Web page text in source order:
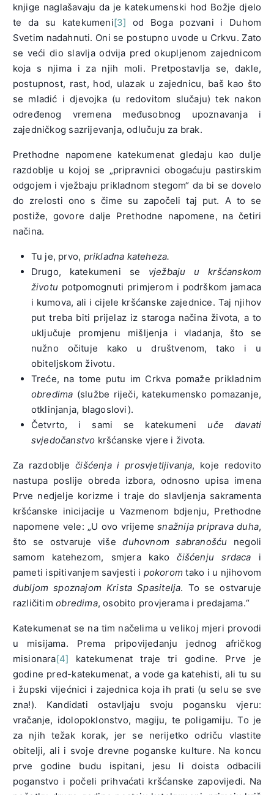
knjige naglašavaju da je katekumenski hod Božje djelo
te da su katekumeni[3] od Boga pozvani i Duhom
Svetim nadahnuti. Oni se postupno uvode u Crkvu. Zato
se veći dio slavlja odvija pred okupljenom zajednicom
koja s njima i za njih moli. Pretpostavlja se, dakle,
postupnost, rast, hod, ulazak u zajednicu, baš kao što
se mladić i djevojka (u redovitom slučaju) tek nakon
određenog vremena međusobnog upoznavanja i
zajedničkog sazrijevanja, odlučuju za brak.
Prethodne napomene katekumenat gledaju kao dulje
razdoblje u kojoj se „pripravnici obogaćuju pastirskim
odgojem i vježbaju prikladnom stegom“ da bi se dovelo
do zrelosti ono s čime su započeli taj put. A to se
postiže, govore dalje Prethodne napomene, na četiri
načina.
Tu je, prvo, prikladna kateheza.
Drugo, katekumeni se vježbaju u kršćanskom
životu potpomognuti primjerom i podrškom jamaca
i kumova, ali i cijele kršćanske zajednice. Taj njihov
put treba biti prijelaz iz staroga načina života, a to
uključuje promjenu mišljenja i vladanja, što se
nužno očituje kako u društvenom, tako i u
obiteljskom životu.
Treće, na tome putu im Crkva pomaže prikladnim
obredima (službe riječi, katekumensko pomazanje,
otklinjanja, blagoslovi).
Četvrto, i sami se katekumeni uče davati
svjedočanstvo kršćanske vjere i života.
Za razdoblječišćenja i prosvjetljivanja, koje redovito
nastupa poslije obreda izbora, odnosno upisa imena
Prve nedjelje korizme i traje do slavljenja sakramenta
kršćanske inicijacije u Vazmenom bdjenju, Prethodne
napomene vele: „U ovo vrijemesnažnija priprava duha,
što se ostvaruje višeduhovnom sabranošću negoli
samom katehezom, smjera kakočišćenju srdaca i
pameti ispitivanjem savjesti i pokorom tako i u njihovom
dubljom spoznajom Krista Spasitelja. To se ostvaruje
različitimobredima, osobito provjerama i predajama.“
Katekumenat se na tim načelima u velikoj mjeri provodi
u misijama. Prema pripovijedanju jednog afričkog
misionara[4] katekumenat traje tri godine. Prve je
godine pred-katekumenat, a vode ga katehisti, ali tu su
i župski vijećnici i zajednica koja ih prati (u selu se sve
zna!). Kandidati ostavljaju svoju pogansku vjeru:
vračanje, idolopoklonstvo, magiju, te poligamiju. To je
za njih težak korak, jer se nerijetko odriču vlastite
obitelji, ali i svoje drevne poganske kulture. Na koncu
prve godine budu ispitani, jesu li doista odbacili
poganstvo i počeli prihvaćati kršćanske zapovijedi. Na